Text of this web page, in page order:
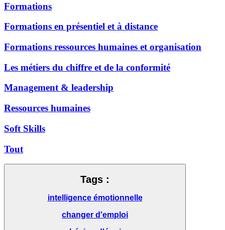
Formations
Formations en présentiel et à distance
Formations ressources humaines et organisation
Les métiers du chiffre et de la conformité
Management & leadership
Ressources humaines
Soft Skills
Tout
Tags :
intelligence émotionnelle
changer d'emploi